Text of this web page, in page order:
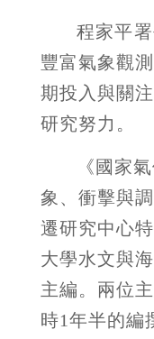
程家平
豐富氣象觀
期投入與關
研究努力。
《國家
象、衝擊與
遷研究中心
大學水文與
主編。兩位
時1年半的編